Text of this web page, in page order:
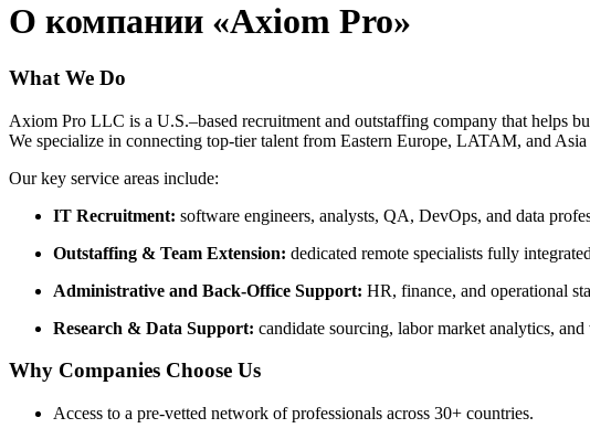
О компании «Axiom Pro»
What We Do
Axiom Pro LLC is a U.S.–based recruitment and outstaffing company that helps
We specialize in connecting top-tier talent from Eastern Europe, LATAM, and
Our key service areas include:
IT Recruitment: software engineers, analysts, QA, DevOps, and data
Outstaffing & Team Extension: dedicated remote specialists fully
Administrative and Back-Office Support: HR, finance, and operational
Research & Data Support: candidate sourcing, labor market analytics,
Why Companies Choose Us
Access to a pre-vetted network of professionals across 30+ countries.